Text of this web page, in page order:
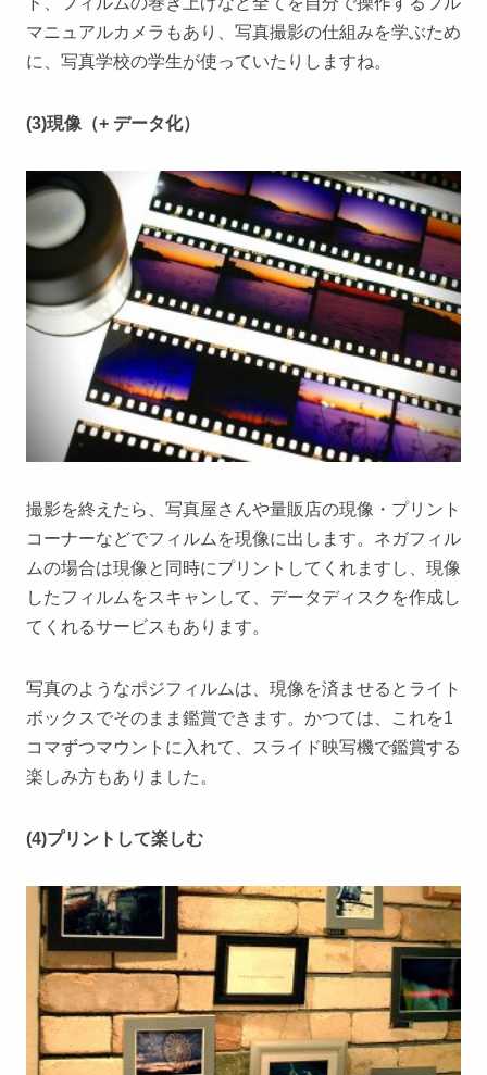
マニュアルカメラもあり、写真撮影の仕組みを学ぶため
に、写真学校の学生が使っていたりしますね。
(3)現像（+ データ化）
撮影を終えたら、写真屋さんや量販店の現像・プリント
コーナーなどでフィルムを現像に出します。ネガフィル
ムの場合は現像と同時にプリントしてくれますし、現像
したフィルムをスキャンして、データディスクを作成し
てくれるサービスもあります。
写真のようなポジフィルムは、現像を済ませるとライト
ボックスでそのまま鑑賞できます。かつては、これを1
コマずつマウントに入れて、スライド映写機で鑑賞する
楽しみ方もありました。
(4)プリントして楽しむ